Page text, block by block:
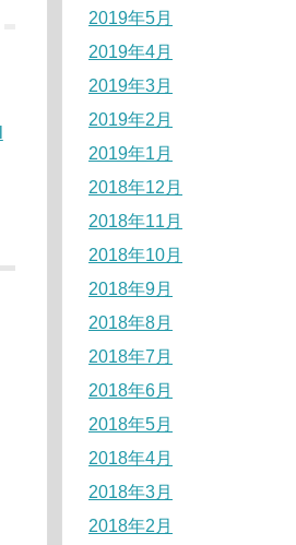
2019年5月
2019年4月
2019年3月
2019年2月
2019年1月
2018年12月
2018年11月
2018年10月
2018年9月
2018年8月
2018年7月
2018年6月
2018年5月
2018年4月
2018年3月
2018年2月